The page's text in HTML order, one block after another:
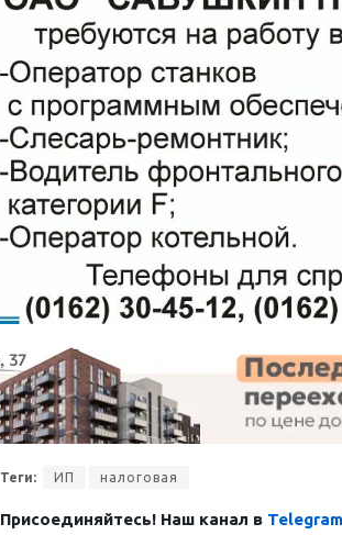
Теги: ИП налоговая
Присоединяйтесь! Наш канал в Telegram